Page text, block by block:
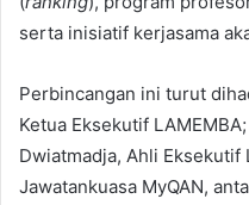
serta inisiatif kerjasama
Perbincangan ini turut
Ketua Eksekutif
Dwiatmadja, Ahli Eksekutif
Jawatankuasa MyQAN,